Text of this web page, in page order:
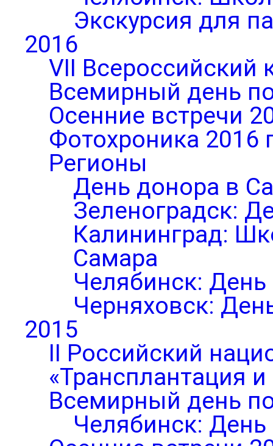
Экскурсия для
2016
VII Всероссийский
Всемирный день
Осенние встречи
Фотохроника 2016
Регионы
День донора в
Зеленоградск:
Калининград:
Самара
Челябинск: День
Черняховск:
2015
II Российский
«Трансплантация
Всемирный день
Челябинск: День